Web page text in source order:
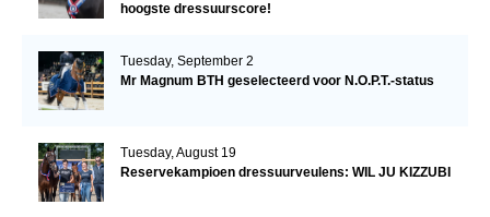
hoogste dressuurscore!
Tuesday, September 2
Mr Magnum BTH geselecteerd voor N.O.P.T.-status
Tuesday, August 19
Reservekampioen dressuurveulens: WIL JU KIZZUBI